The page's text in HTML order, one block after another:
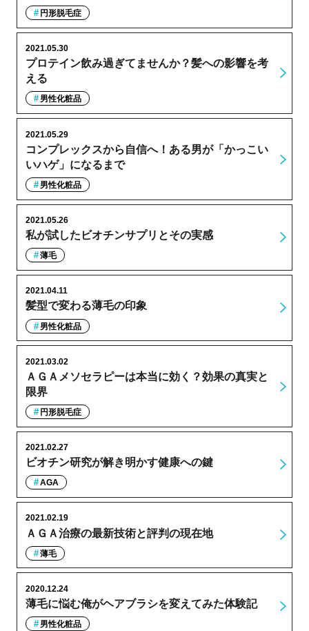
円形脱毛症
プロテイン飲み過ぎてませんか？髪への影響を考
える
2021.05.30
男性化粧品
コンプレックスから自信へ！ある男が「かっこい
いハゲ」になるまで
2021.05.29
男性化粧品
私が試したビオチンサプリとその実感
2021.05.26
薄毛
髪型で変わる薄毛の印象
2021.04.11
男性化粧品
ＡＧＡメソセラピーは本当に効く？効果の真実と
限界
2021.03.02
円形脱毛症
ビオチン研究が解き明かす健康への鍵
2021.02.27
AGA
ＡＧＡ治療の最新技術と評判の現在地
2021.02.19
薄毛
薄毛に悩む俺がヘアブラシを変えてみた体験記
2020.12.24
男性化粧品